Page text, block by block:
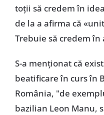
toții să credem în
de la a afirma că
Trebuie să credem
S-a menționat că
beatificare în curs în
România, "de
bazilian Leon Manu,